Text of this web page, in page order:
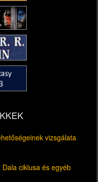
vizsgálata
ciklusa és egyéb